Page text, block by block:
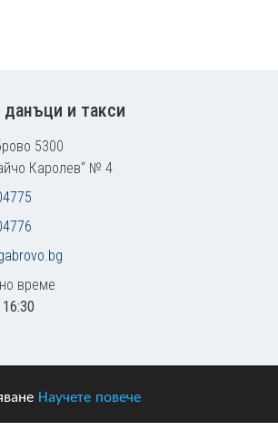
Научете повече
и такси
5300
Каролев“ № 4
време